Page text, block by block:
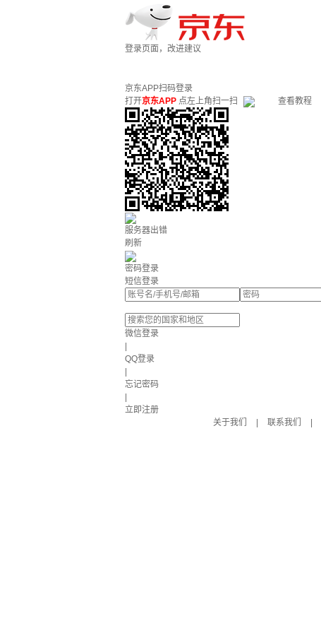
登录页面，改进建议
京东APP扫码登录
打开京东APP 点左上角扫一扫 查看教程
服务器出错
刷新
密码登录
短信登录
微信登录
QQ登录
忘记密码
立即注册
关于我们
联系我们